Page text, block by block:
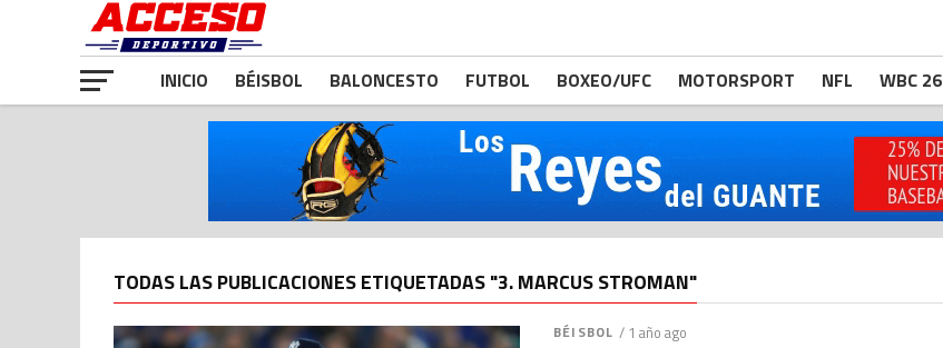
INICIO BÉISBOL BALONCESTO FUTBOL BOXEO/UFC MOTORSPORT NFL WBC 26
TODAS LAS PUBLICACIONES ETIQUETADAS "3. MARCUS STROMAN"
BÉISBOL / 1 año ago